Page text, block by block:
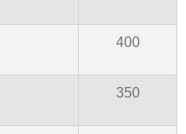
400
350